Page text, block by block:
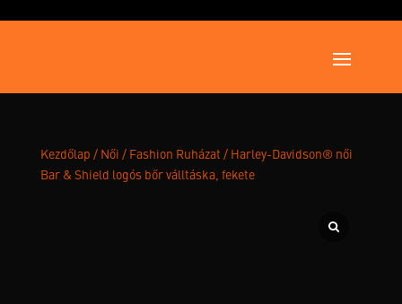
Kezdőlap / Női / Fashion Ruházat / Harley-Davidson® női
Bar & Shield logós bőr válltáska, fekete